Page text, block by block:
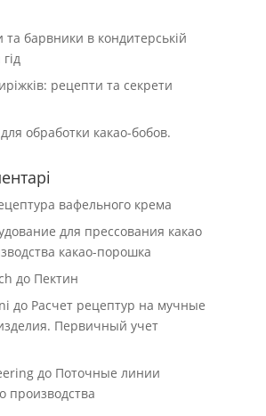
барвники в кондитерській
рецепти та секрети
обработки какао-бобов.
вафельного крема
для прессования какао
какао-порошка
до Пектин
до Расчет рецептур на мучные
Первичный учет
до Поточные линии
производства